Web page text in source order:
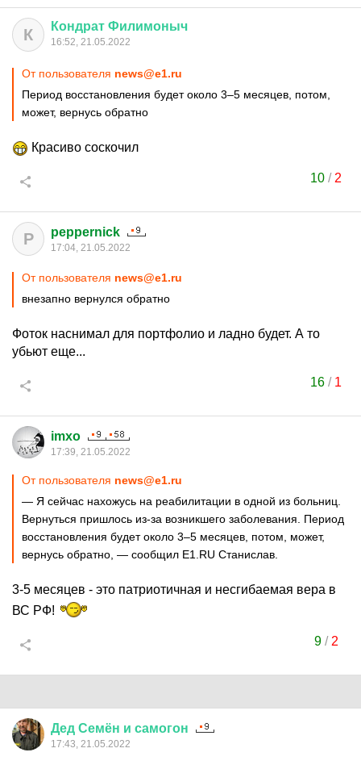
К Кондрат Филимоныч
16:52, 21.05.2022
От пользователя news@e1.ru
Период восстановления будет около 3–5 месяцев, потом,
может, вернусь обратно
Красиво соскочил
10 / 2
P peppernick
17:04, 21.05.2022
От пользователя news@e1.ru
внезапно вернулся обратно
Фоток наснимал для портфолио и ладно будет. А то
убьют еще...
16 / 1
imxo
17:39, 21.05.2022
От пользователя news@e1.ru
— Я сейчас нахожусь на реабилитации в одной из больниц.
Вернуться пришлось из-за возникшего заболевания. Период
восстановления будет около 3–5 месяцев, потом, может,
вернусь обратно, — сообщил E1.RU Станислав.
3-5 месяцев - это патриотичная и несгибаемая вера в
ВС РФ!
9/ 2
Дед Семён и самогон
17:43, 21.05.2022